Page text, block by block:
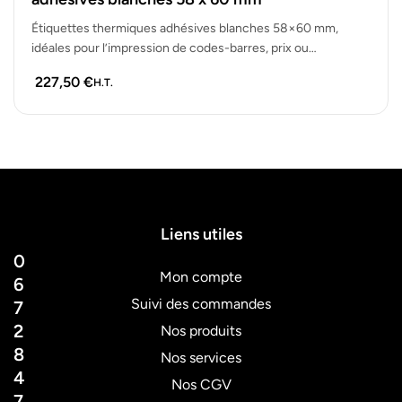
Étiquettes thermiques adhésives blanches 58×60 mm,
idéales pour l’impression de codes-barres, prix ou
227,50 €H.T.
0
6
7
2
8
4
Liens utiles
Mon compte
Suivi des commandes
Nos produits
Nos services
Nos CGV